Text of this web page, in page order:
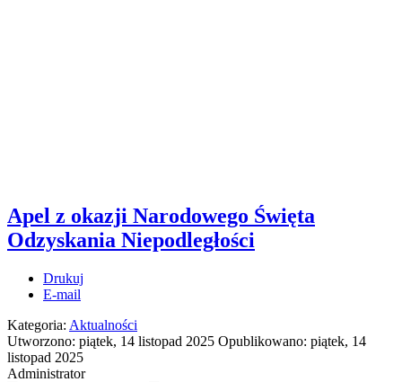
Apel z okazji Narodowego Święta
Odzyskania Niepodległości
Drukuj
E-mail
Kategoria: Aktualności
Utworzono: piątek, 14 listopad 2025 Opublikowano: piątek, 14
listopad 2025
Administrator